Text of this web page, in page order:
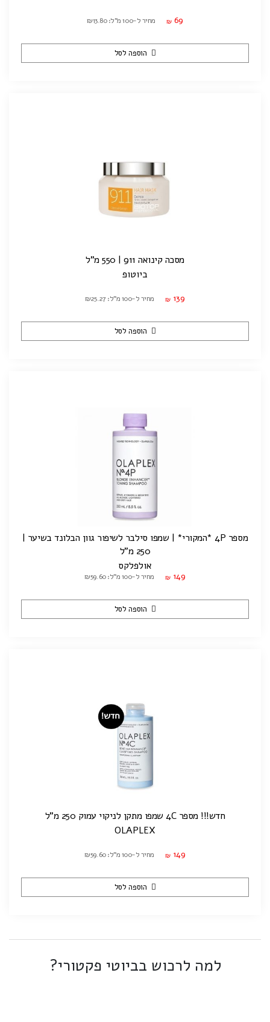
₪ 69 מחיר ל-100 מ"ל: ₪13.80
הוספה לסל
מסכה קינואה 911 | 550 מ"ל
ביוטופ
₪ 139 מחיר ל-100 מ"ל: ₪25.27
הוספה לסל
מספר 4P *המקורי* | שמפו סילבר לשיפור גוון הבלונד בשיער |
250 מ"ל
אולפלקס
₪ 149 מחיר ל-100 מ"ל: ₪59.60
הוספה לסל
חדש!!! מספר 4C שמפו מתקן לניקוי עמוק 250 מ"ל
OLAPLEX
₪ 149 מחיר ל-100 מ"ל: ₪59.60
הוספה לסל
למה לרכוש בביוטי פקטורי?